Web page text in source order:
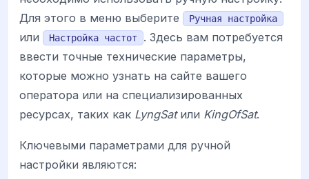
Для этого в меню выберите
Ручная настройка
или Настройка частот
. Здесь вам потребуется
ввести точные технические параметры,
которые можно узнать на сайте вашего
оператора или на специализированных
ресурсах, таких как LyngSatили KingOfSat.
Ключевыми параметрами для ручной
настройки являются: